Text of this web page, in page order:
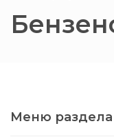
Документы
Филиалы
3ASenrise
Политика
Меню раздела